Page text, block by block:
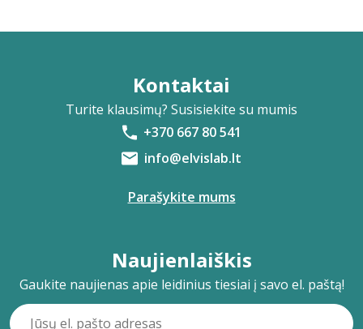
Kontaktai
Turite klausimų? Susisiekite su mumis
+370 667 80 541
info@elvislab.lt
Parašykite mums
Naujienlaiškis
Gaukite naujienas apie leidinius tiesiai į savo el. paštą!